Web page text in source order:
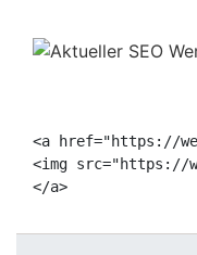
<a href="https://
<img src="https://